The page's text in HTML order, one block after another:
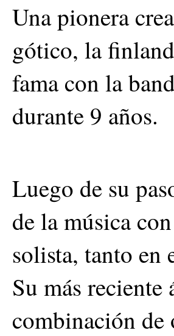
Una pionera
gótico, la
fama con la
durante 9 años.
Luego de su
de la música
solista, tanto en
Su más
combinación de